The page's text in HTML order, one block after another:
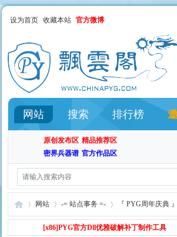
设为首页 收藏本站 官方微博
网站 搜索 排行榜
原创发布区 精品推荐区
密界兵器谱 官方作品区
网站 -= 站点事务 =- 『 PYG周年庆典 』
[x86]PYG官方Dll优雅破解补丁制作工具